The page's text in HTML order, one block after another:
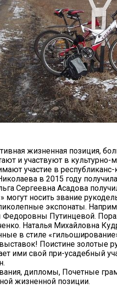
жизненная позиция,
и участвуют в
участие в
в 2015 году
Сергеевна Асадова
носить звание
экспонаты.
Путинцевой.
Наталья Михайловна
в стиле
выставок! Поистине
ими свой при-усадебный
дипломы, Почетные
жизненной позиции.